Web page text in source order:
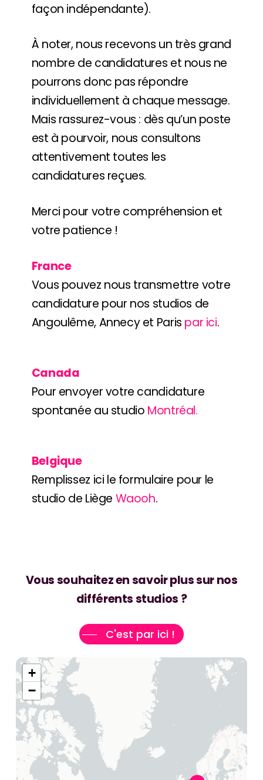
façon indépendante).
À noter, nous recevons un très grand
nombre de candidatures et nous ne
pourrons donc pas répondre
individuellement à chaque message.
Mais rassurez-vous : dès qu’un poste
est à pourvoir, nous consultons
attentivement toutes les
candidatures reçues.
Merci pour votre compréhension et
votre patience !
France
Vous pouvez nous transmettre votre
candidature pour nos studios de
Angoulême, Annecy et Paris par ici.
Canada
Pour envoyer votre candidature
spontanée au studio Montréal.
Belgique
Remplissez ici le formulaire pour le
studio de Liège Waooh.
Vous souhaitez en savoir plus sur nos
différents studios ?
C'est par ici !
+
−